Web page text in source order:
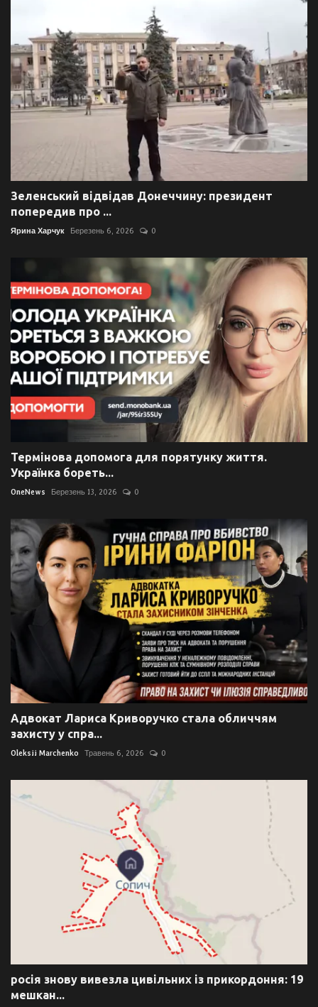
Зеленський відвідав Донеччину: президент
попередив про ...
Ярина Харчук Березень 6, 2026 0
Термінова допомога для порятунку життя.
Українка бореть...
OneNews Березень 13, 2026 0
Адвокат Лариса Криворучко стала обличчям
захисту у спра...
Oleksii Marchenko Травень 6, 2026 0
росія знову вивезла цивільних із прикордоння: 19
мешкан...